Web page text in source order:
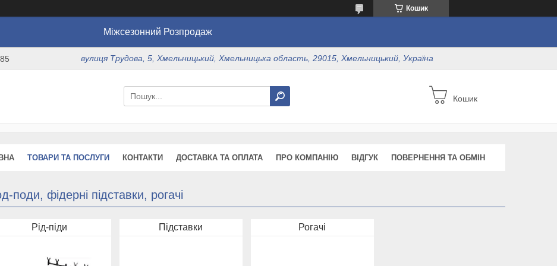
Кошик
Міжсезонний Розпродаж
вулиця Трудова, 5, Хмельницький, Хмельницька область, 29015, Хмельницький, Україна
Кошик
ТОВАРИ ТА ПОСЛУГИ КОНТАКТИ ДОСТАВКА ТА ОПЛАТА ПРО КОМПАНІЮ ВІДГУК ПОВЕРНЕННЯ ТА ОБМІН
поди, фідерні підставки, рогачі
Рід-піди Підставки Рогачі